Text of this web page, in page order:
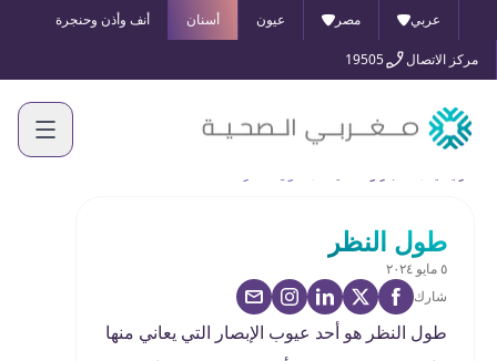
عربي مصر عيون أسنان أنف وأذن وحنجرة
مركز الاتصال 19505
طول النظر
٥ مايو ٢٠٢٤
شارك
طول النظر هو أحد عيوب الإبصار التي يعاني منها